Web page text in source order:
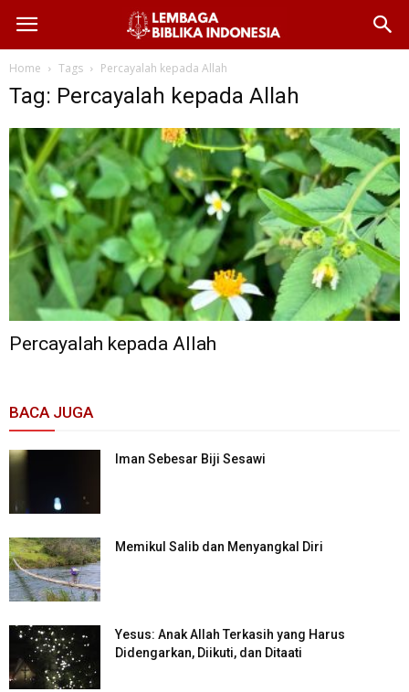
Home Tags Percayalah kepada Allah
Tag: Percayalah kepada Allah
Percayalah kepada Allah
BACA JUGA
Iman Sebesar Biji Sesawi
Memikul Salib dan Menyangkal Diri
Yesus: Anak Allah Terkasih yang Harus
Didengarkan, Diikuti, dan Ditaati